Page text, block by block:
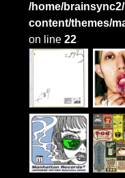
/home/
content/themes/
on line22